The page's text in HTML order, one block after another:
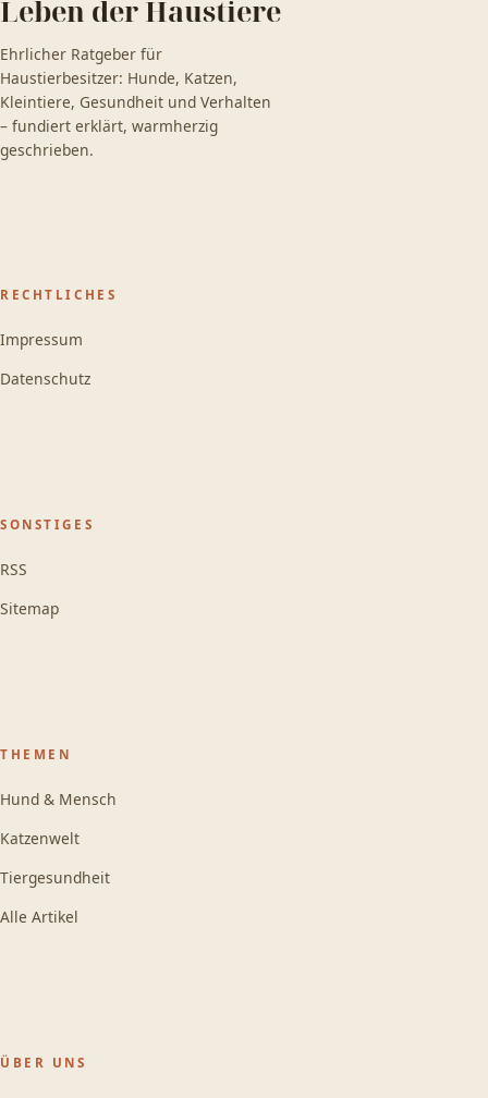
Leben der Haustiere
Ehrlicher Ratgeber für
Haustierbesitzer: Hunde, Katzen,
Kleintiere, Gesundheit und Verhalten
– fundiert erklärt, warmherzig
geschrieben.
RECHTLICHES
Impressum
Datenschutz
SONSTIGES
RSS
Sitemap
THEMEN
Hund & Mensch
Katzenwelt
Tiergesundheit
Alle Artikel
ÜBER UNS